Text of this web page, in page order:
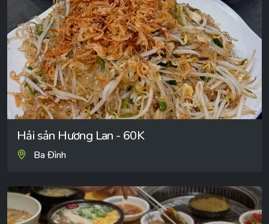
Hải sản Hương Lan - 60K
Ba Đình